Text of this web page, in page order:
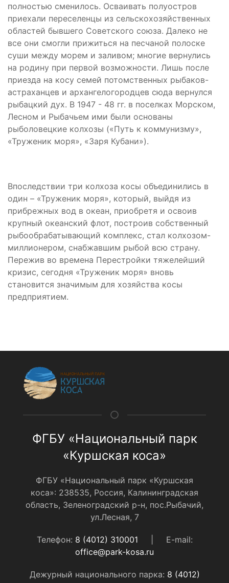
полностью сменилось. Осваивать полуостров
приехали переселенцы из сельскохозяйственных
областей бывшего Советского союза. Далеко не
все они смогли прижиться на песчаной полоске
суши между морем и заливом; многие вернулись
на родину при первой возможности. Лишь после
приезда на косу семей потомственных рыбаков-
астраханцев и архангелогородцев сюда вернулся
рыбацкий дух. В 1947 - 48 гг. в поселках Морском,
Лесном и Рыбачьем ими были основаны
рыболовецкие колхозы («Путь к коммунизму»,
«Труженик моря», «Заря Кубани»).
Впоследствии три колхоза косы объединились в
один – «Труженик моря», который, выйдя из
прибрежных вод в океан, приобретя и освоив
крупный океанский флот, построив собственный
рыбообрабатывающий комплекс, стал колхозом-
миллионером, снабжавшим рыбой всю страну.
Пережив во времена Перестройки тяжелейший
кризис, сегодня «Труженик моря» вновь
становится значимым для хозяйства косы
предприятием.
ФГБУ «Национальный парк
«Куршская коса»
ФГБУ «Национальный парк «Куршская
коса»: 238535, Россия, Калининградская
область, Зеленоградский р-н, пос.Рыбачий,
ул.Лесная, 7
Телефон: 8 (4012) 310001
E-mail:
office@park-kosa.ru
Дежурный национального парка: 8 (4012)